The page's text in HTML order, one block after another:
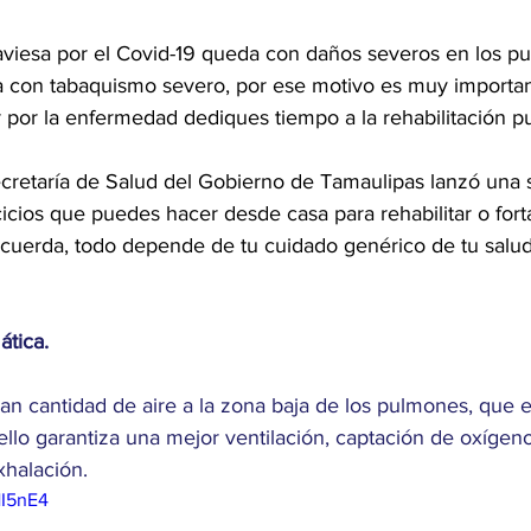
por el Covid-19 queda con daños severos en los
con tabaquismo severo, por ese motivo es muy
por la enfermedad dediques tiempo a la rehabilitación
de Salud del Gobierno de Tamaulipas lanzó
que puedes hacer desde casa para rehabilitar o
todo depende de tu cuidado genérico de tu
cantidad de aire a la zona baja de los pulmones, que
garantiza una mejor ventilación, captación de